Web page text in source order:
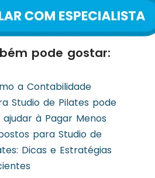
pode gostar:
a Contabilidade
Studio de Pilates pode
ajudar à Pagar Menos
para Studio de
Dicas e Estratégias